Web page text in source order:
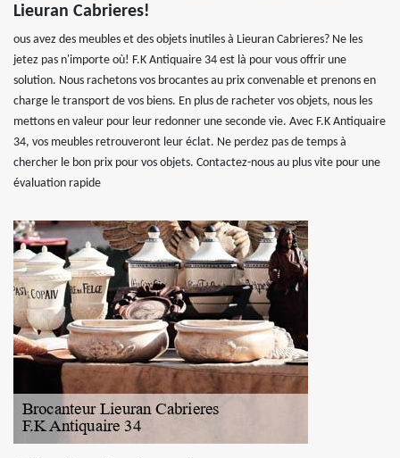
Lieuran Cabrieres!
ous avez des meubles et des objets inutiles à Lieuran Cabrieres? Ne les
jetez pas n'importe où! F.K Antiquaire 34 est là pour vous offrir une
solution. Nous rachetons vos brocantes au prix convenable et prenons en
charge le transport de vos biens. En plus de racheter vos objets, nous les
mettons en valeur pour leur redonner une seconde vie. Avec F.K Antiquaire
34, vos meubles retrouveront leur éclat. Ne perdez pas de temps à
chercher le bon prix pour vos objets. Contactez-nous au plus vite pour une
évaluation rapide